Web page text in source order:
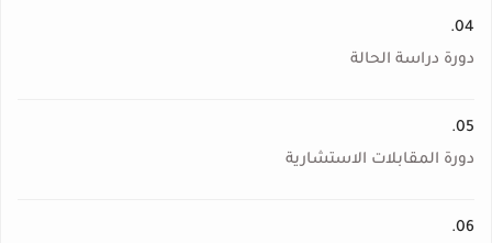
04.
دورة دراسة الحالة
05.
دورة المقابلات الاستشارية
06.